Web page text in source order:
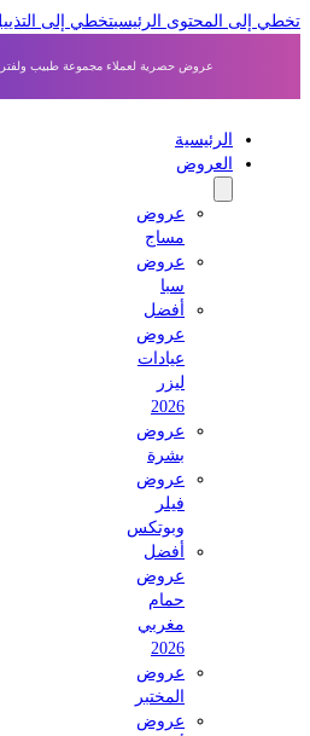
إلى المحتوى الرئيسي تخطي إلى التذييل
عروض حصرية لعملاء مجموعة طبيب ولفترة
الرئيسية
العروض
عروض
مساج
عروض
أفضل
عروض
عيادات
عروض
بشرة
عروض
وبوتكس
أفضل
عروض
حمام
مغربي
عروض
المختبر
عروض